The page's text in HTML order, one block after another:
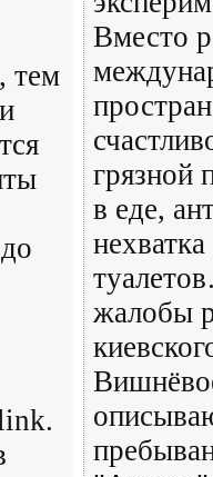
тем
Вместо
грязной
в еде,
жалобы